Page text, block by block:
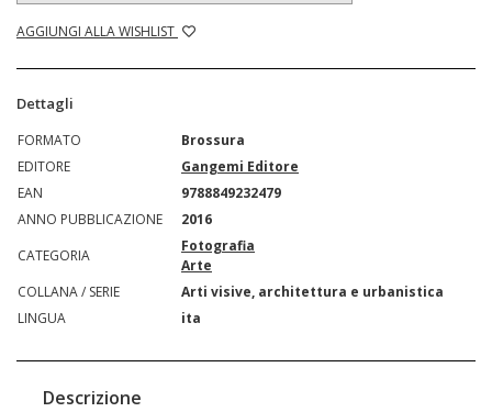
AGGIUNGI ALLA WISHLIST
Dettagli
FORMATO
Brossura
EDITORE
Gangemi Editore
EAN
9788849232479
ANNO PUBBLICAZIONE
2016
CATEGORIA
Fotografia
Arte
COLLANA / SERIE
Arti visive, architettura e urbanistica
LINGUA
ita
Descrizione